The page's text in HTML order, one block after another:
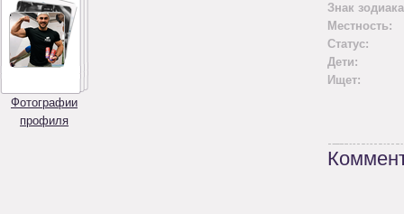
Фотографии
профиля
Знак
Местность:
Статус:
Дети:
Ищет: